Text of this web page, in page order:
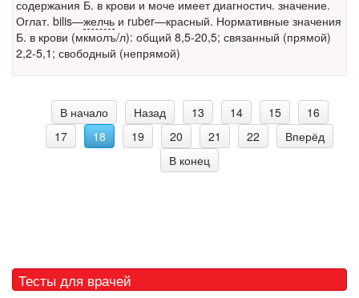
содержания Б. в крови и моче имеет диагностич. значение.
Оглат. bilis—желчь и ruber—красный. Нормативные значения
Б. в крови (мкмолъ/л): общий 8,5-20,5; связанный (прямой)
2,2-5,1; свободный (непрямой)
В начало Назад 13 14 15
16
17
18 19 20 21 22
Вперёд
В конец
Тесты для врачей